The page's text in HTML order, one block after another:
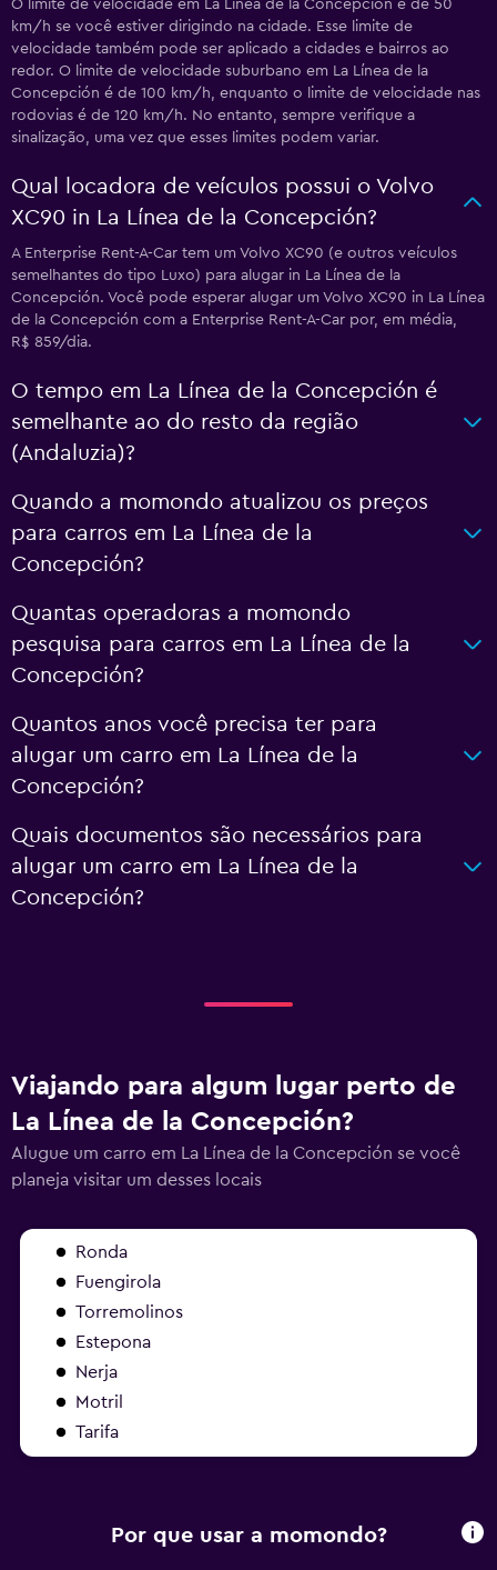
O limite de velocidade em La Línea de la Concepción é de 50
km/h se você estiver dirigindo na cidade. Esse limite de
velocidade também pode ser aplicado a cidades e bairros ao
redor. O limite de velocidade suburbano em La Línea de la
Concepción é de 100 km/h, enquanto o limite de velocidade nas
rodovias é de 120 km/h. No entanto, sempre verifique a
sinalização, uma vez que esses limites podem variar.
Qual locadora de veículos possui o Volvo
XC90 in La Línea de la Concepción?
A Enterprise Rent-A-Car tem um Volvo XC90 (e outros veículos
semelhantes do tipo Luxo) para alugar in La Línea de la
Concepción. Você pode esperar alugar um Volvo XC90 in La Línea
de la Concepción com a Enterprise Rent-A-Car por, em média,
R$ 859/dia.
O tempo em La Línea de la Concepción é
semelhante ao do resto da região
(Andaluzia)?
Quando a momondo atualizou os preços
para carros em La Línea de la
Concepción?
Quantas operadoras a momondo
pesquisa para carros em La Línea de la
Concepción?
Quantos anos você precisa ter para
alugar um carro em La Línea de la
Concepción?
Quais documentos são necessários para
alugar um carro em La Línea de la
Concepción?
Viajando para algum lugar perto de
La Línea de la Concepción?
Alugue um carro em La Línea de la Concepción se você
planeja visitar um desses locais
Ronda
Fuengirola
Torremolinos
Estepona
Nerja
Motril
Tarifa
Por que usar a momondo?